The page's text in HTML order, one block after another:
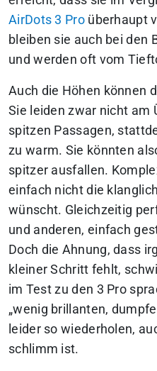
AirDots 3 Proüberhaupt
bleiben sie auch bei den
und werden oft vom
Auch die Höhen können
Sie leiden zwar nicht am
spitzen Passagen,
zu warm. Sie könnten
spitzer ausfallen.
einfach nicht die
wünscht. Gleichzeitig
und anderen, einfach
Doch die Ahnung, dass
kleiner Schritt fehlt,
im Test zu den 3 Pro
„wenig brillanten,
leider so wiederholen,
schlimm ist.